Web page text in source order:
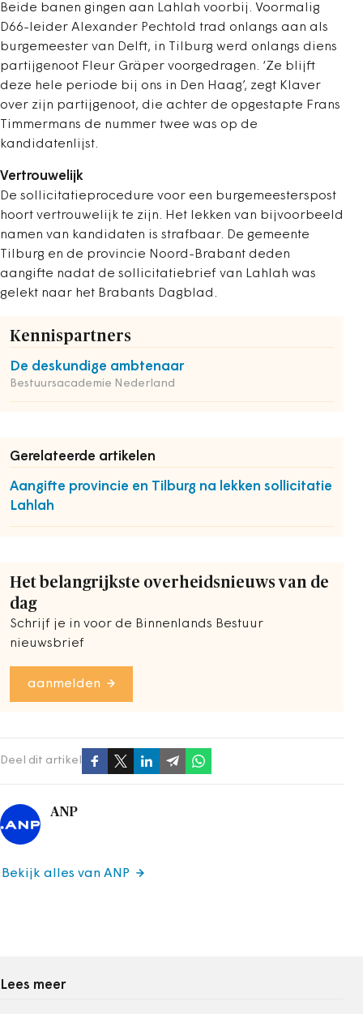
Beide banen gingen aan Lahlah voorbij. Voormalig
D66-leider Alexander Pechtold trad onlangs aan als
burgemeester van Delft, in Tilburg werd onlangs diens
partijgenoot Fleur Gräper voorgedragen. ‘Ze blijft
deze hele periode bij ons in Den Haag’, zegt Klaver
over zijn partijgenoot, die achter de opgestapte Frans
Timmermans de nummer twee was op de
kandidatenlijst.
Vertrouwelijk
De sollicitatieprocedure voor een burgemeesterspost
hoort vertrouwelijk te zijn. Het lekken van bijvoorbeeld
namen van kandidaten is strafbaar. De gemeente
Tilburg en de provincie Noord-Brabant deden
aangifte nadat de sollicitatiebrief van Lahlah was
gelekt naar het Brabants Dagblad.
Kennispartners
De deskundige ambtenaar
Bestuursacademie Nederland
Gerelateerde artikelen
Aangifte provincie en Tilburg na lekken sollicitatie
Lahlah
Het belangrijkste overheidsnieuws van de
dag
Schrijf je in voor de Binnenlands Bestuur
nieuwsbrief
aanmelden
Deel dit artikel
ANP
Bekijk alles van ANP
Lees meer